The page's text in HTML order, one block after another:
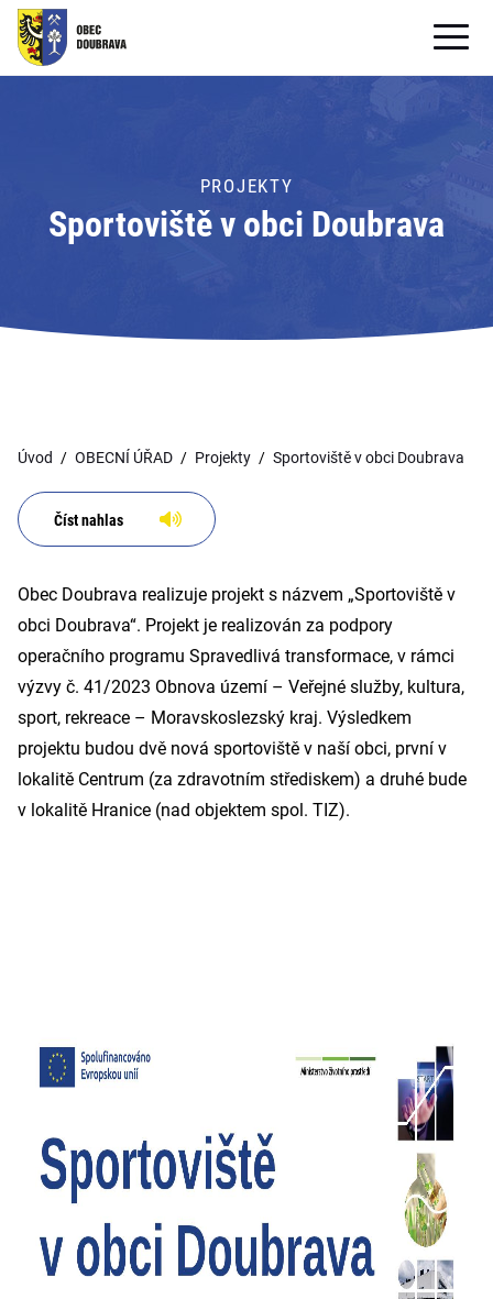
OBECNÍ ÚŘAD
PRO OBČANY
PRO TURISTY
PROJEKTY
Sportoviště v obci Doubrava
Úvod OBECNÍ ÚŘAD Projekty Sportoviště v obci Doubrava
Číst nahlas
Obec Doubrava realizuje projekt s názvem „Sportoviště v
obci Doubrava“. Projekt je realizován za podpory
operačního programu Spravedlivá transformace, v rámci
výzvy č. 41/2023 Obnova území – Veřejné služby, kultura,
sport, rekreace – Moravskoslezský kraj. Výsledkem
projektu budou dvě nová sportoviště v naší obci, první v
lokalitě Centrum (za zdravotním střediskem) a druhé bude
v lokalitě Hranice (nad objektem spol. TIZ).